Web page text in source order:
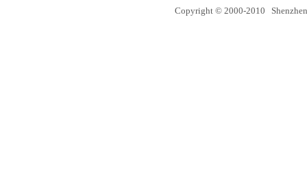
Copyright © 2000-2010